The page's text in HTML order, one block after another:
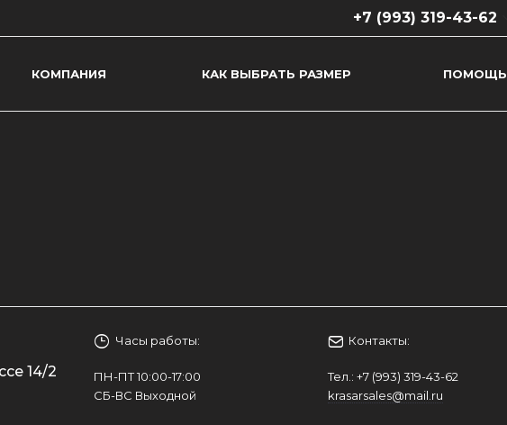
+7 (993) 319-43-62
+7 (993) 319-43-62
КОМПАНИЯ КАК ВЫБРАТЬ РАЗМЕР ПОМОЩЬ
14/2
Часы работы:
ПН-ПТ 10:00-17:00
СБ-ВС Выходной
Контакты:
Тел.: +7 (993) 319-43-62
krasarsales@mail.ru